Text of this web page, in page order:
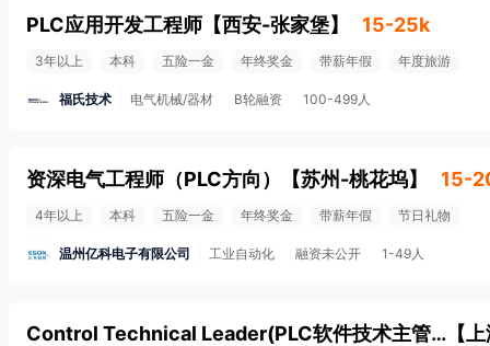
PLC应用开发工程师 【西安-张家堡】 15-25k
3年以上 本科 五险一金 年终奖金 带薪年假 年度旅游
福氏技术 电气机械/器材 B轮融资 100-499人
资深电气工程师（PLC方向） 【苏州-桃花坞】 15-
4年以上 本科 五险一金 年终奖金 带薪年假 节日礼物
温州亿科电子有限公司 工业自动化 融资未公开 1-49人
Control Technical Leader(PLC软件技术主管） (MJ000208) 【